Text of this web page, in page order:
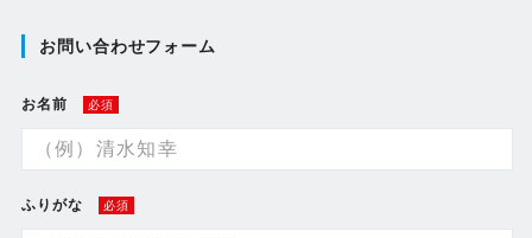
お問い合わせフォーム
お名前 必須
ふりがな 必須